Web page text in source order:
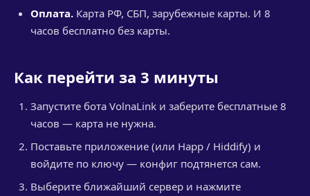
Оплата. Карта РФ, СБП, зарубежные карты. И 8
часов бесплатно без карты.
Как перейти за 3 минуты
Запустите бота VolnaLink и заберите бесплатные 8
часов — карта не нужна.
Поставьте приложение (или Happ / Hiddify) и
войдите по ключу — конфиг подтянется сам.
Выберите ближайший сервер и нажмите